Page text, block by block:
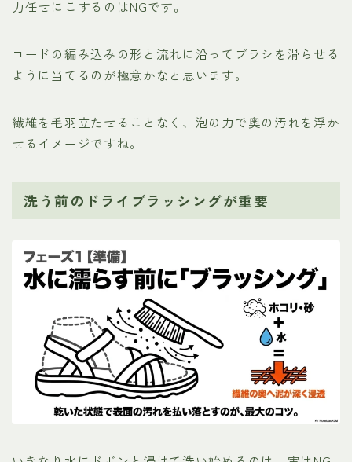
力任せにこするのはNGです。
コードの編み込みの形と流れに沿ってブラシを滑らせる
ように当てるのが極意かなと思います。
繊維を毛羽立たせることなく、泡の力で奥の汚れを浮か
せるイメージですね。
洗う前のドライブラッシングが重要